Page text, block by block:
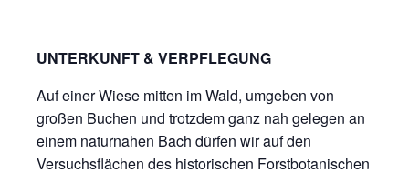
UNTERKUNFT & VERPFLEGUNG
Auf einer Wiese mitten im Wald, umgeben von
großen Buchen und trotzdem ganz nah gelegen an
einem naturnahen Bach dürfen wir auf den
Versuchsflächen des historischen Forstbotanischen